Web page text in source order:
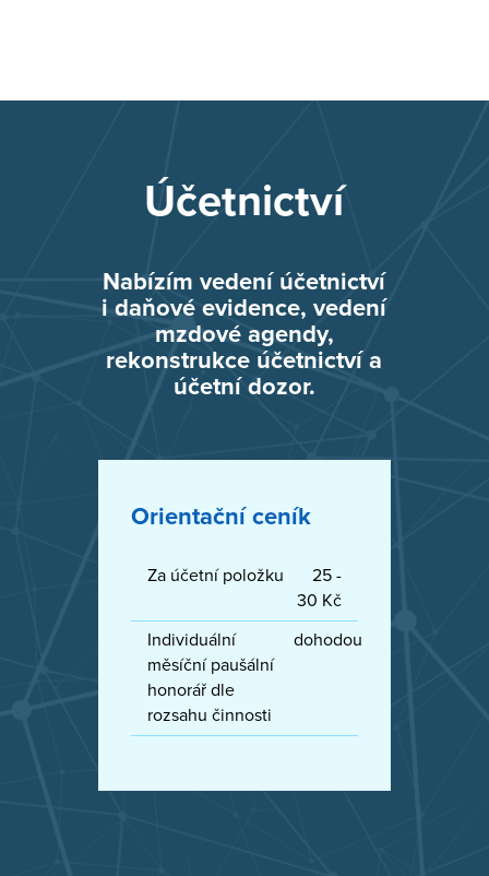
Účetnictví
Nabízím vedení účetnictví
i daňové evidence, vedení
mzdové agendy,
rekonstrukce účetnictví a
účetní dozor.
Orientační ceník
Za účetní položku
25 -
30 Kč
Individuální
měsíční paušální
honorář dle
rozsahu činnosti
dohodou